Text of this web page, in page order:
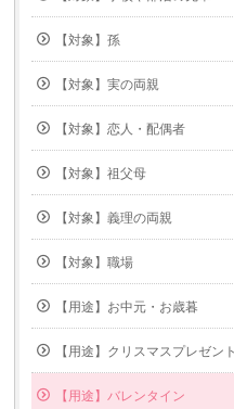
【対象】孫
【対象】実の両親
【対象】恋人・配偶者
【対象】祖父母
【対象】義理の両親
【対象】職場
【用途】お中元・お歳暮
【用途】クリスマスプレゼント
【用途】バレンタイン